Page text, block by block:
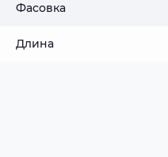
Фасовка
Длина